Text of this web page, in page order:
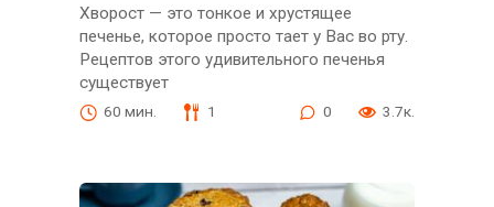
Хворост — это тонкое и хрустящее
печенье, которое просто тает у Вас во рту.
Рецептов этого удивительного печенья
существует
60 мин. 1 0 3.7к.